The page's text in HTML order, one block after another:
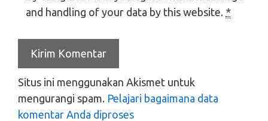
and handling of your data by this website. *
Situs ini menggunakan Akismet untuk
mengurangi spam. Pelajari bagaimana data
komentar Anda diproses